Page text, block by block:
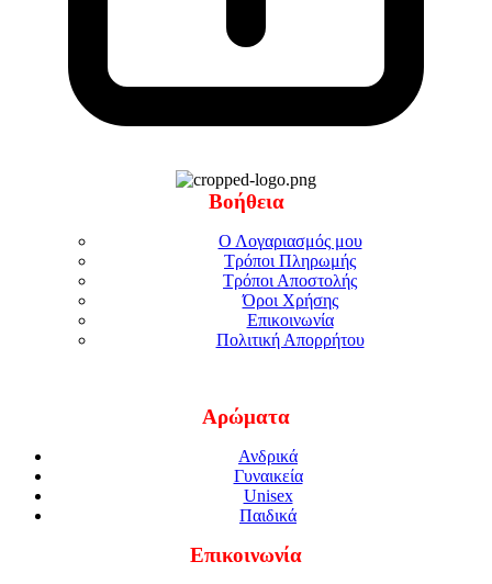
Βοήθεια
Ο Λογαριασμός μου
Τρόποι Πληρωμής
Τρόποι Αποστολής
Όροι Χρήσης
Επικοινωνία
Πολιτική Απορρήτου
Αρώματα
Ανδρικά
Γυναικεία
Unisex
Παιδικά
Επικοινωνία